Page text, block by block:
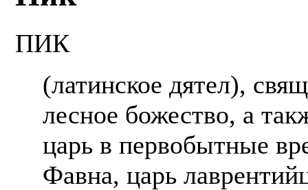
ПИК
(латинское дятел),
лесное божество, а
царь в первобытные
Фавна, царь